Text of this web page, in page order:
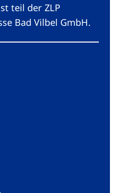
teil der ZLP
Bad Vilbel GmbH.